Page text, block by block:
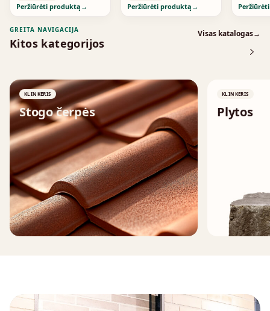
Peržiūrėti produktą → Peržiūrėti produktą →
GREITA NAVIGACIJA
Kitos kategorijos
Visas katalogas→
KLINKERIS
Stogo čerpės
↗
KLINKERIS
Plytos